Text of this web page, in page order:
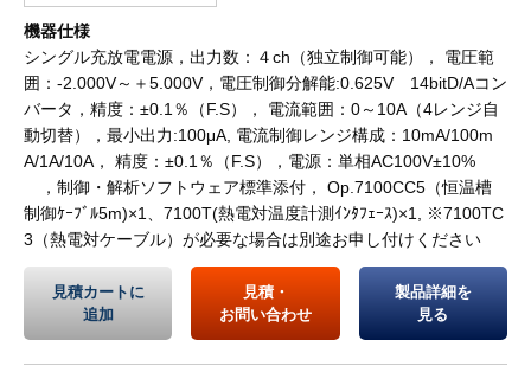
機器仕様
シングル充放電電源，出力数：４ch（独立制御可能）， 電圧範
囲：-2.000V～＋5.000V，電圧制御分解能:0.625V 14bitD/Aコン
バータ，精度：±0.1％（F.S）， 電流範囲：0～10A（4レンジ自
動切替），最小出力:100μA, 電流制御レンジ構成：10mA/100m
A/1A/10A， 精度：±0.1％（F.S），電源：単相AC100V±10%
，制御・解析ソフトウェア標準添付， Op.7100CC5（恒温槽
制御ｹｰﾌﾞﾙ5m)×1、7100T(熱電対温度計測ｲﾝﾀﾌｪｰｽ)×1, ※7100TC
3（熱電対ケーブル）が必要な場合は別途お申し付けください
見積カートに
追加
見積・
お問い合わせ
製品詳細を
見る